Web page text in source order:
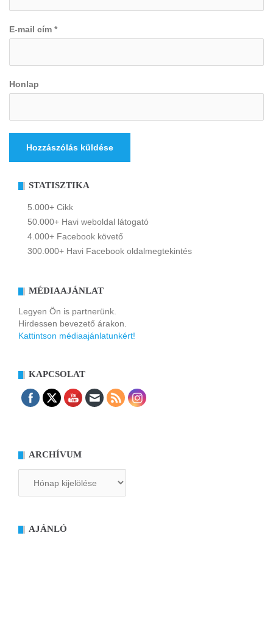
E-mail cím *
Honlap
STATISZTIKA
5.000+ Cikk
50.000+ Havi weboldal látogató
4.000+ Facebook követő
300.000+ Havi Facebook oldalmegtekintés
MÉDIAAJÁNLAT
Legyen Ön is partnerünk.
Hirdessen bevezető árakon.
Kattintson médiaajánlatunkért!
KAPCSOLAT
ARCHÍVUM
AJÁNLÓ